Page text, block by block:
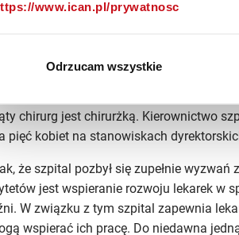
www.ican.pl/prywatnosc
Odrzucam wszystkie
jest kreowanie równych szans dla
nie patrzymy na kandydatów przez
wnieść do zespołu” – zaznaczyła
regułę
gender balance
. Na tę
na tym polu. Otóż, na 400
chirurg jest chirurżką. Kierownictwo
pięć kobiet na stanowiskach
że szpital pozbył się zupełnie
jest wspieranie rozwoju lekarek w
W związku z tym szpital zapewnia
wspierać ich pracę. Do niedawna